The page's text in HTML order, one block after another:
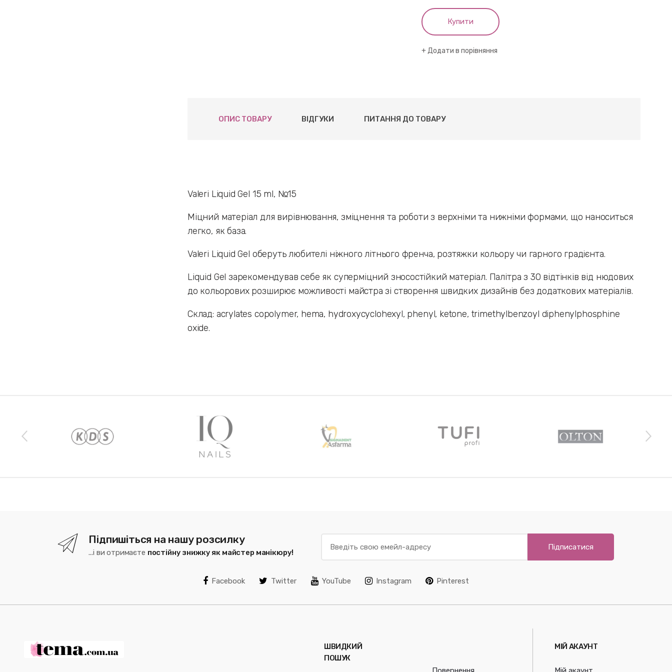
Купити
Додати в порівняння
ОПИС ТОВАРУ ВІДГУКИ ПИТАННЯ ДО ТОВАРУ
Valeri Liquid Gel 15 ml, №15
Міцний матеріал для вирівнювання, зміцнення та роботи з верхніми та нижніми формами, що наноситься
легко, як база.
Valeri Liquid Gel оберуть любителі ніжного літнього френча, розтяжки кольору чи гарного градієнта.
Liquid Gel зарекомендував себе як суперміцний зносостійкий матеріал. Палітра з 30 відтінків від нюдових
до кольорових розширює можливості майстра зі створення швидких дизайнів без додаткових матеріалів.
Склад: acrylates copolymer, hema, hydroxycyclohexyl, phenyl, ketone, trimethylbenzoyl diphenylphosphine
oxide.
Підпишіться на нашу розсилку
...і ви отримаєте постійну знижку як майстер манікюру!
Підписатися
Facebook Twitter YouTube Instagram Pinterest
ШВИДКИЙ
ПОШУК
МІЙ АКАУНТ